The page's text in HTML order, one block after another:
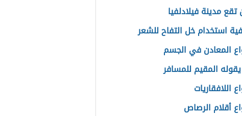
تقع مدينة فيلادلفيا
استخدام خل التفاح للشعر
المعادن في الجسم
المقيم للمسافر
اللافقاريات
أقلام الرصاص